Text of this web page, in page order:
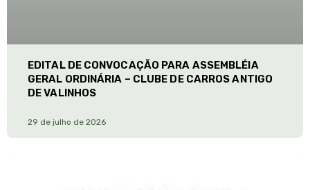
EDITAL DE CONVOCAÇÃO PARA ASSEMBLÉIA
GERAL ORDINÁRIA – CLUBE DE CARROS ANTIGO
DE VALINHOS
29 de julho de 2026